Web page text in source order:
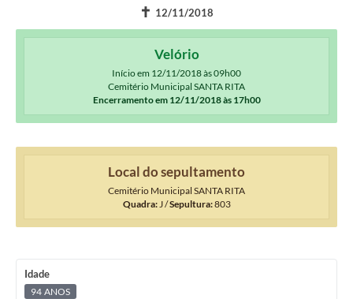
Ouvidoria
Secretaria de Saúde (Relações ESF)
Galeria de Fotos
✝ 12/11/2018
Velório
Início em 12/11/2018 às 09h00
Cemitério Municipal SANTA RITA
Encerramento em 12/11/2018 às 17h00
Local do sepultamento
Cemitério Municipal SANTA RITA
Quadra:J /Sepultura:803
Idade
94 ANOS